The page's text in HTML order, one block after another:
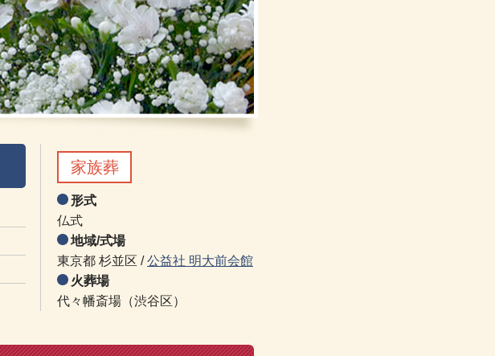
家族葬
形式
仏式
地域/式場
東京都 杉並区 /公益社 明大前会館
火葬場
代々幡斎場（渋谷区）